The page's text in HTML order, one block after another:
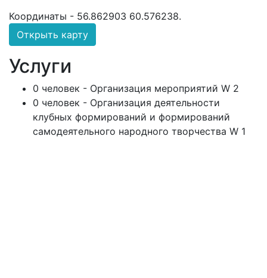
Координаты - 56.862903 60.576238.
Открыть карту
Услуги
0 человек - Организация мероприятий W 2
0 человек - Организация деятельности
клубных формирований и формирований
самодеятельного народного творчества W 1